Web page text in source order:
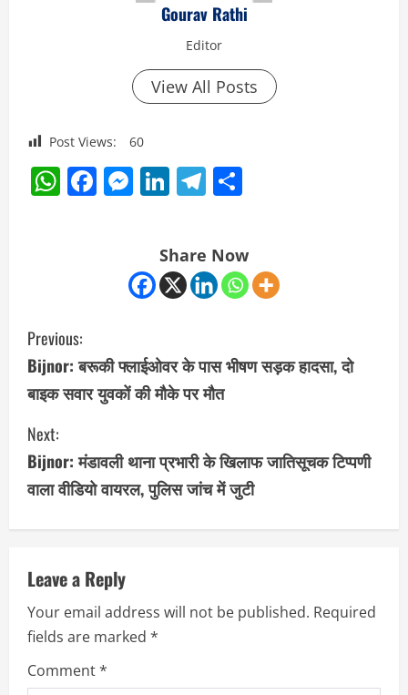
Gourav Rathi
Editor
View All Posts
Post Views: 60
WhatsApp
Facebook
Messenger
LinkedIn
Telegram
Share Now
C
o
n
t
i
n
e
R
e
Previous:
Bijnor: बरूकी फ्लाईओवर के पास भीषण सड़क हादसा, दो
बाइक सवार युवकों की मौके पर मौत
Next:
Bijnor: मंडावली थाना प्रभारी के खिलाफ जातिसूचक टिप्पणी
वाला वीडियो वायरल, पुलिस जांच में जुटी
Leave a Reply
Your email address will not be published. Required
fields are marked *
Comment*